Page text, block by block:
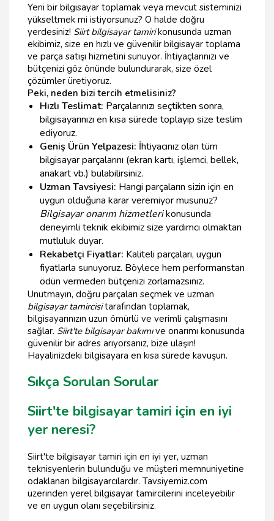
Yeni bir bilgisayar toplamak veya mevcut sisteminizi
yükseltmek mi istiyorsunuz? O halde doğru
yerdesiniz! Siirt bilgisayar tamirikonusunda uzman
ekibimiz, size en hızlı ve güvenilir bilgisayar toplama
ve parça satışı hizmetini sunuyor. İhtiyaçlarınızı ve
bütçenizi göz önünde bulundurarak, size özel
çözümler üretiyoruz.
Peki, neden bizi tercih etmelisiniz?
Hızlı Teslimat: Parçalarınızı seçtikten sonra,
bilgisayarınızı en kısa sürede toplayıp size teslim
ediyoruz.
Geniş Ürün Yelpazesi: İhtiyacınız olan tüm
bilgisayar parçalarını (ekran kartı, işlemci, bellek,
anakart vb.) bulabilirsiniz.
Uzman Tavsiyesi: Hangi parçaların sizin için en
uygun olduğuna karar veremiyor musunuz?
Bilgisayar onarım hizmetlerikonusunda
deneyimli teknik ekibimiz size yardımcı olmaktan
mutluluk duyar.
Rekabetçi Fiyatlar: Kaliteli parçaları, uygun
fiyatlarla sunuyoruz. Böylece hem performanstan
ödün vermeden bütçenizi zorlamazsınız.
Unutmayın, doğru parçaları seçmek ve uzman
bilgisayar tamircisitarafından toplamak,
bilgisayarınızın uzun ömürlü ve verimli çalışmasını
sağlar. Siirt'te bilgisayar bakımıve onarımı konusunda
güvenilir bir adres arıyorsanız, bize ulaşın!
Hayalinizdeki bilgisayara en kısa sürede kavuşun.
Sıkça Sorulan Sorular
Siirt'te bilgisayar tamiri için en iyi
yer neresi?
Siirt'te bilgisayar tamiri için en iyi yer, uzman
teknisyenlerin bulunduğu ve müşteri memnuniyetine
odaklanan bilgisayarcılardır. Tavsiyemiz.com
üzerinden yerel bilgisayar tamircilerini inceleyebilir
ve en uygun olanı seçebilirsiniz.